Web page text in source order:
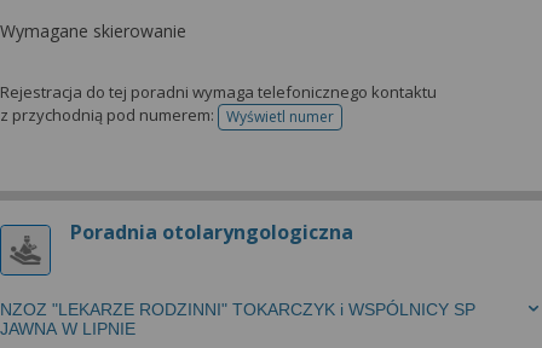
Wymagane skierowanie
Rejestracja do tej poradni wymaga telefonicznego kontaktu
z przychodnią pod numerem:
Wyświetl numertelefonu do rejestracji
Poradnia otolaryngologiczna
NZOZ "LEKARZE RODZINNI" TOKARCZYK i WSPÓLNICY SP
JAWNA W LIPNIE